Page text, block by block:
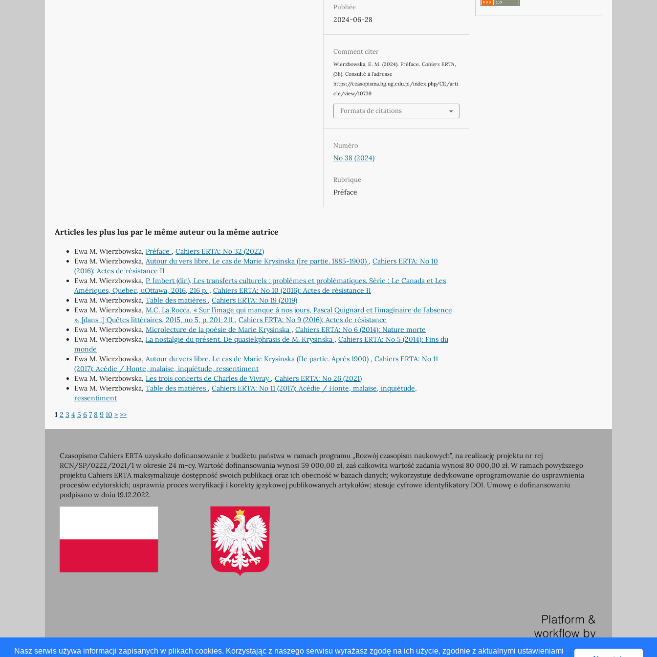
Nasz serwis używa informacji zapisanych w plikach cookies. Korzystając z naszego serwisu wyrażasz zgodę na ich użycie, zgodnie z aktualnymi ustawieniami
Publiée
2024-06-28
Comment citer
Wierzbowska, E. M. (2024). Préface.Cahiers ERTA,
(38). Consulté à l’adresse
https://czasopisma.bg.ug.edu.pl/index.php/CE/arti
cle/view/10739
Formats de citations
Numéro
No 38 (2024)
Rubrique
Préface
Articles les plus lus par le même auteur ou la même autrice
Ewa M. Wierzbowska, Préface , Cahiers ERTA: No 32 (2022)
Ewa M. Wierzbowska, Autour du vers libre. Le cas de Marie Krysinska (Ire partie. 1885-1900) , Cahiers ERTA: No 10
(2016): Actes de résistance II
Ewa M. Wierzbowska, P. Imbert (dir.), Les transferts culturels : problèmes et problématiques. Série : Le Canada et Les
Amériques, Quebec, uOttawa, 2016, 216 p. , Cahiers ERTA: No 10 (2016): Actes de résistance II
Ewa M. Wierzbowska, Table des matières , Cahiers ERTA: No 19 (2019)
Ewa M. Wierzbowska, M.C. La Rocca, « Sur l’image qui manque à nos jours, Pascal Quignard et l’imaginaire de l’absence
», [dans :] Quêtes littéraires, 2015, no 5, p. 201-211 , Cahiers ERTA: No 9 (2016): Actes de résistance
Ewa M. Wierzbowska, Microlecture de la poésie de Marie Krysinska , Cahiers ERTA: No 6 (2014): Nature morte
Ewa M. Wierzbowska, La nostalgie du présent. De quasiekphrasis de M. Krysinska , Cahiers ERTA: No 5 (2014): Fins du
monde
Ewa M. Wierzbowska, Autour du vers libre. Le cas de Marie Krysinska (IIe partie. Après 1900) , Cahiers ERTA: No 11
(2017): Acédie / Honte, malaise, inquiétude, ressentiment
Ewa M. Wierzbowska, Les trois concerts de Charles de Vivray , Cahiers ERTA: No 26 (2021)
Ewa M. Wierzbowska, Table des matières , Cahiers ERTA: No 11 (2017): Acédie / Honte, malaise, inquiétude,
ressentiment
1 2 3 4 5 6 7 8 9 10 > >>
Czasopismo Cahiers ERTA uzyskało dofinansowanie z budżetu państwa w ramach programu „Rozwój czasopism naukowych”, na realizację projektu nr rej
RCN/SP/0222/2021/1 w okresie 24 m-cy. Wartość dofinansowania wynosi 59 000,00 zł, zaś całkowita wartość zadania wynosi 80 000,00 zł. W ramach powyższego
projektu Cahiers ERTA maksymalizuje dostępność swoich publikacji oraz ich obecność w bazach danych; wykorzystuje dedykowane oprogramowanie do usprawnienia
procesów edytorskich; usprawnia proces weryfikacji i korekty językowej publikowanych artykułów; stosuje cyfrowe identyfikatory DOI. Umowę o dofinansowaniu
podpisano w dniu 19.12.2022.